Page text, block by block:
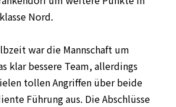
Nord.
war die Mannschaft um
klar bessere Team, allerdings
tollen Angriffen über beide
Führung aus. Die Abschlüsse